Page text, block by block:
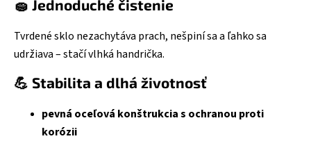
🧽 Jednoduché čistenie
Tvrdené sklo nezachytáva prach, nešpiní sa a ľahko sa
udržiava – stačí vlhká handrička.
💪 Stabilita a dlhá životnosť
pevná oceľová konštrukcia s ochranou proti
korózii